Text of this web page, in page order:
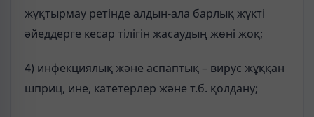
жұқтырмау ретінде алдын-ала барлық жүкті
әйеддерге кесар тілігін жасаудың жөні жоқ;
4) инфекциялық және аспаптық – вирус жұққан
шприц, ине, катетерлер және т.б. қолдану;